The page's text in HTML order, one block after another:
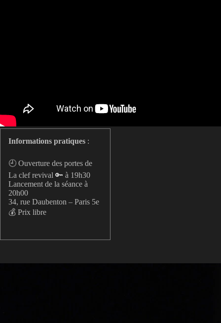
Informations pratiques :
🕘 Ouverture des portes de
La clef revival 🔑 à 19h30
Lancement de la séance à
20h00
34, rue Daubenton – Paris 5e
💰 Prix libre